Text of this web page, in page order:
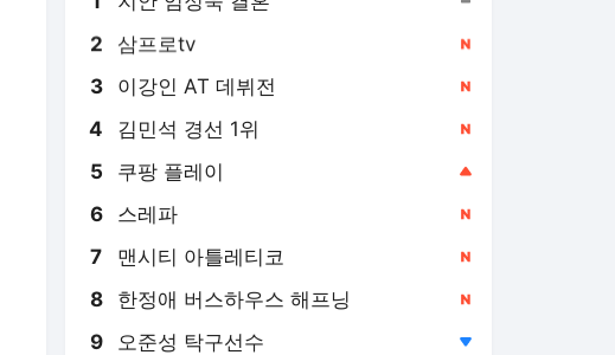
2 삼프로tv
3 이강인 AT 데뷔전
4 김민석 경선 1위
5 쿠팡 플레이
6 스레파
7 맨시티 아틀레티코
8 한정애 버스하우스 해프닝
9 오준성 탁구선수